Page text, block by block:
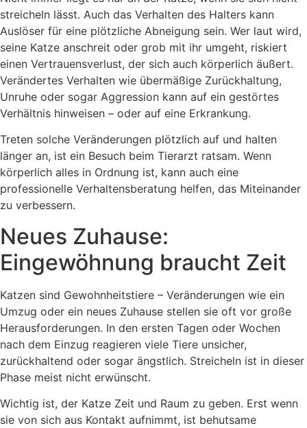
streicheln lässt. Auch das Verhalten des Halters kann
Auslöser für eine plötzliche Abneigung sein. Wer laut wird,
seine Katze anschreit oder grob mit ihr umgeht, riskiert
einen Vertrauensverlust, der sich auch körperlich äußert.
Verändertes Verhalten wie übermäßige Zurückhaltung,
Unruhe oder sogar Aggression kann auf ein gestörtes
Verhältnis hinweisen – oder auf eine Erkrankung.
Treten solche Veränderungen plötzlich auf und halten
länger an, ist ein Besuch beim Tierarzt ratsam. Wenn
körperlich alles in Ordnung ist, kann auch eine
professionelle Verhaltensberatung helfen, das Miteinander
zu verbessern.
Neues Zuhause:
Eingewöhnung braucht Zeit
Katzen sind Gewohnheitstiere – Veränderungen wie ein
Umzug oder ein neues Zuhause stellen sie oft vor große
Herausforderungen. In den ersten Tagen oder Wochen
nach dem Einzug reagieren viele Tiere unsicher,
zurückhaltend oder sogar ängstlich. Streicheln ist in dieser
Phase meist nicht erwünscht.
Wichtig ist, der Katze Zeit und Raum zu geben. Erst wenn
sie von sich aus Kontakt aufnimmt, ist behutsame